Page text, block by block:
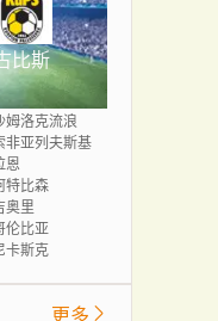
比斯
姆洛克流浪
非亚列夫斯基
恩
特比森
奥里
伦比亚
卡斯克
更多